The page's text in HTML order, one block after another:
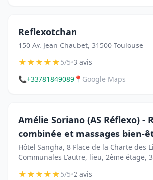
Reflexotchan
150 Av. Jean Chaubet, 31500 Toulouse
★★★★★5/5•3 avis
📞+33781849089 📍 Google Maps
Amélie Soriano (AS Réflexo) -
combinée et massages bien-
Hôtel Sangha, 8 Place de la Charte des
Communales L'autre, lieu, 2ème étage,
★★★★★5/5•2 avis